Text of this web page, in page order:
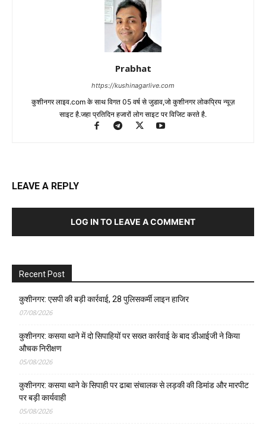
Prabhat
https://kushinagarlive.com
कुशीनगर लाइव.com के साथ विगत 05 वर्ष से जुडाव,जो कुशीनगर लोकप्रिय न्यूज़
साइट है.जहा प्रतिदिन हजारों लोग साइट पर विजिट करते है.
LEAVE A REPLY
LOG IN TO LEAVE A COMMENT
Recent Post
कुशीनगर: एसपी की बड़ी कार्रवाई, 28 पुलिसकर्मी लाइन हाजिर
07/08/2026
कुशीनगर: कसया थाने में दो सिपाहियों पर सख्त कार्रवाई के बाद डीआईजी ने किया
औचक निरीक्षण
05/08/2026
कुशीनगर: कसया थाने के सिपाही पर ढाबा संचालक से लड़की की डिमांड और मारपीट
पर बड़ी कार्यवाही
05/08/2026